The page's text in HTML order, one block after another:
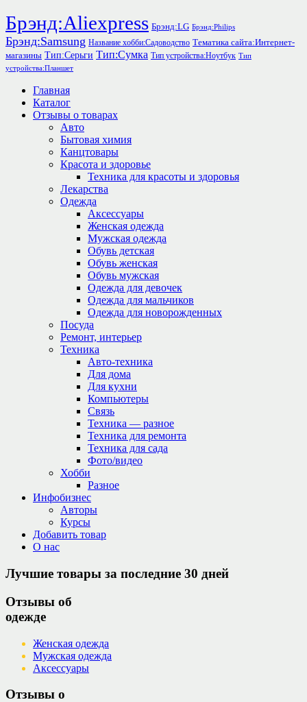
Брэнд:Aliexpress Брэнд:LG Брэнд:Philips
Брэнд:Samsung Название хобби:Садоводство Тематика сайта:Интернет-
магазины Тип:Серьги Тип:Сумка Тип устройства:Ноутбук Тип
устройства:Планшет
Главная
Каталог
Отзывы о товарах
Авто
Бытовая химия
Канцтовары
Красота и здоровье
Техника для красоты и здоровья
Лекарства
Одежда
Аксессуары
Женская одежда
Мужская одежда
Обувь детская
Обувь женская
Обувь мужская
Одежда для девочек
Одежда для мальчиков
Одежда для новорожденных
Посуда
Ремонт, интерьер
Техника
Авто-техника
Для дома
Для кухни
Компьютеры
Связь
Техника — разное
Техника для ремонта
Техника для сада
Фото/видео
Хобби
Разное
Инфобизнес
Авторы
Курсы
Добавить товар
О нас
Лучшие товары за последние 30 дней
Отзывы об
одежде
Женская одежда
Мужская одежда
Аксессуары
Отзывы о